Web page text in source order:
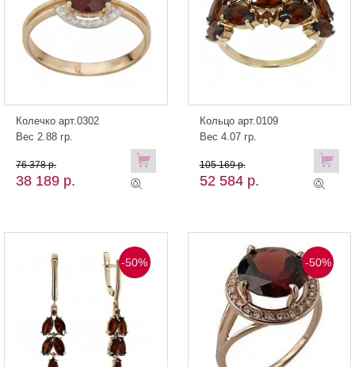
Колечко арт.0302
Вес 2.88 гр.
38 189 р.
76 378 р.
Кольцо арт.0109
Вес 4.07 гр.
52 584 р.
105 169 р.
-50% -50%